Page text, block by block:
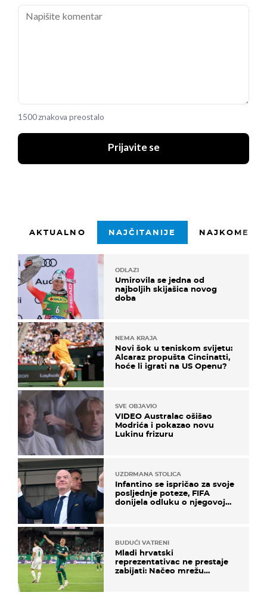
1500 znakova preostalo
Prijavite se
AKTUALNO NAJČITANIJE
ODLAZI
Umirovila se jedna od
najboljih skijašica novog
doba
NEMA KRAJA
Novi šok u teniskom svijetu:
Alcaraz propušta Cincinatti,
hoće li igrati na US Openu?
SVE OBJAVIO
VIDEO Australac ošišao
Modrića i pokazao novu
Lukinu frizuru
UZDRMANA STOLICA
Infantino se ispričao za svoje
posljednje poteze, FIFA
donijela odluku o njegovoj
BUDUĆI VATRENI
Mladi hrvatski
reprezentativac ne prestaje
zabijati: Načeo mrežu